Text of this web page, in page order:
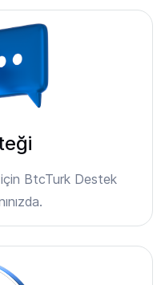
BtcTurk Destek